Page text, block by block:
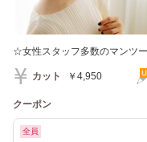
☆女性スタッフ多数のマンツ
カット ￥4,950
クーポン
全員